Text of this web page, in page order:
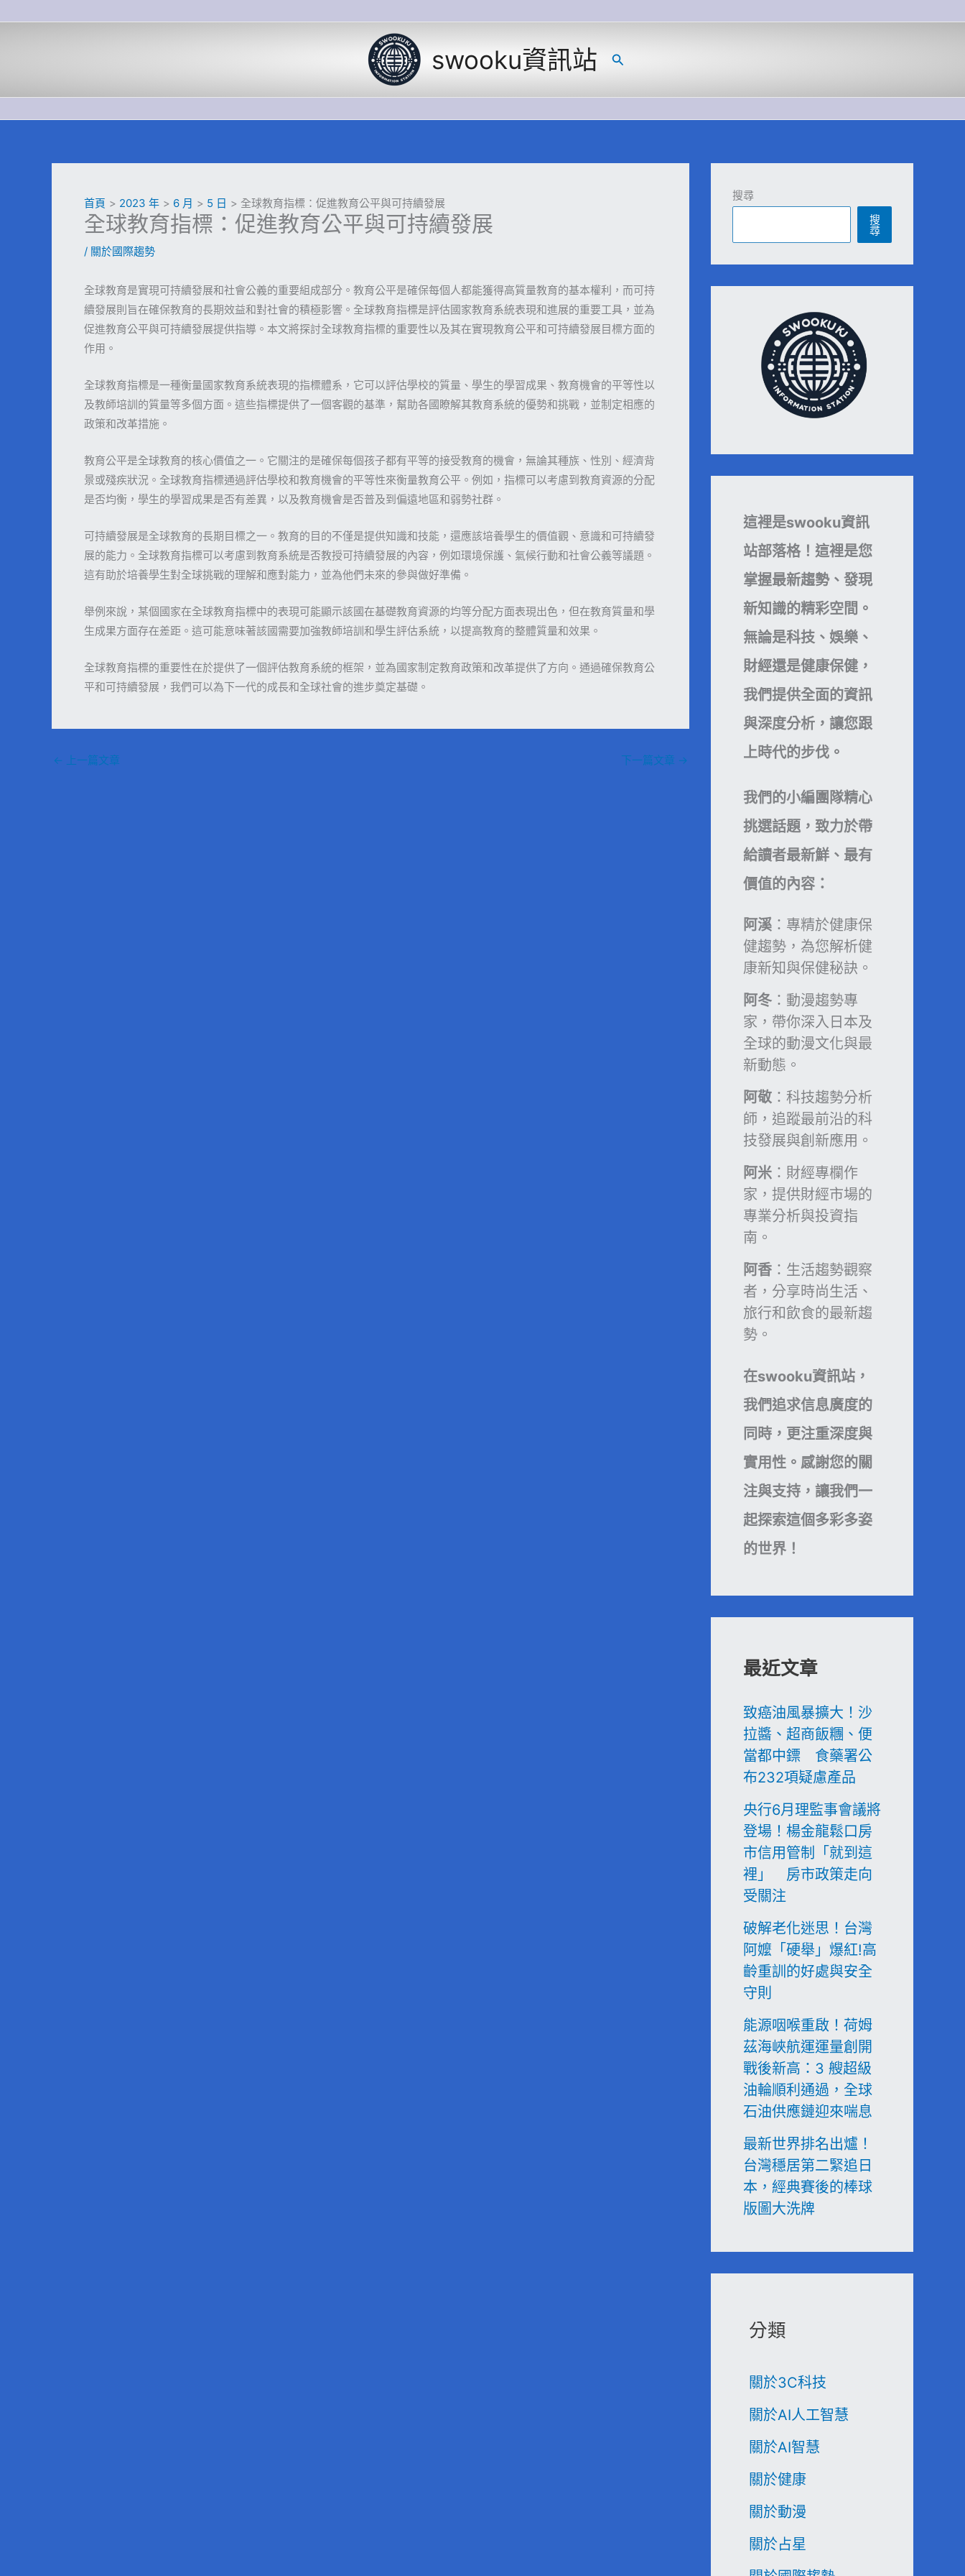
swooku資訊站
搜
首頁 2023 年 6 月 5 日 全球教育指標：促進教育公平與可持續發展
全球教育指標：促進教育公平與可持續發展
/ 關於國際趨勢
全球教育是實現可持續發展和社會公義的重要組成部分。教育公平是確保每個人都能獲得高質量教育的基本權利，而可持
續發展則旨在確保教育的長期效益和對社會的積極影響。全球教育指標是評估國家教育系統表現和進展的重要工具，並為
促進教育公平與可持續發展提供指導。本文將探討全球教育指標的重要性以及其在實現教育公平和可持續發展目標方面的
作用。
全球教育指標是一種衡量國家教育系統表現的指標體系，它可以評估學校的質量、學生的學習成果、教育機會的平等性以
及教師培訓的質量等多個方面。這些指標提供了一個客觀的基準，幫助各國瞭解其教育系統的優勢和挑戰，並制定相應的
政策和改革措施。
教育公平是全球教育的核心價值之一。它關注的是確保每個孩子都有平等的接受教育的機會，無論其種族、性別、經濟背
景或殘疾狀況。全球教育指標通過評估學校和教育機會的平等性來衡量教育公平。例如，指標可以考慮到教育資源的分配
是否均衡，學生的學習成果是否有差異，以及教育機會是否普及到偏遠地區和弱勢社群。
可持續發展是全球教育的長期目標之一。教育的目的不僅是提供知識和技能，還應該培養學生的價值觀、意識和可持續發
展的能力。全球教育指標可以考慮到教育系統是否教授可持續發展的內容，例如環境保護、氣候行動和社會公義等議題。
這有助於培養學生對全球挑戰的理解和應對能力，並為他們未來的參與做好準備。
舉例來說，某個國家在全球教育指標中的表現可能顯示該國在基礎教育資源的均等分配方面表現出色，但在教育質量和學
生成果方面存在差距。這可能意味著該國需要加強教師培訓和學生評估系統，以提高教育的整體質量和效果。
全球教育指標的重要性在於提供了一個評估教育系統的框架，並為國家制定教育政策和改革提供了方向。通過確保教育公
平和可持續發展，我們可以為下一代的成長和全球社會的進步奠定基礎。
← 上一篇文章 下一篇文章 →
搜尋
搜
尋
這裡是swooku資訊
站部落格！這裡是您
掌握最新趨勢、發現
新知識的精彩空間。
無論是科技、娛樂、
財經還是健康保健，
我們提供全面的資訊
與深度分析，讓您跟
上時代的步伐。
我們的小編團隊精心
挑選話題，致力於帶
給讀者最新鮮、最有
價值的內容：
阿溪 ：專精於健康保
健趨勢，為您解析健
康新知與保健秘訣。
阿冬 ：動漫趨勢專
家，帶你深入日本及
全球的動漫文化與最
新動態。
阿敬 ：科技趨勢分析
師，追蹤最前沿的科
技發展與創新應用。
阿米 ：財經專欄作
家，提供財經市場的
專業分析與投資指
南。
阿香 ：生活趨勢觀察
者，分享時尚生活、
旅行和飲食的最新趨
勢。
在swooku資訊站，
我們追求信息廣度的
同時，更注重深度與
實用性。感謝您的關
注與支持，讓我們一
起探索這個多彩多姿
的世界！
最近文章
致癌油風暴擴大！沙
拉醬、超商飯糰、便
當都中鏢 食藥署公
布232項疑慮產品
央行6月理監事會議將
登場！楊金龍鬆口房
市信用管制「就到這
裡」 房市政策走向
受關注
破解老化迷思！台灣
阿嬤「硬舉」爆紅!高
齡重訓的好處與安全
守則
能源咽喉重啟！荷姆
茲海峽航運運量創開
戰後新高：3 艘超級
油輪順利通過，全球
石油供應鏈迎來喘息
最新世界排名出爐！
台灣穩居第二緊追日
本，經典賽後的棒球
版圖大洗牌
分類
關於3C科技
關於AI人工智慧
關於AI智慧
關於健康
關於動漫
關於占星